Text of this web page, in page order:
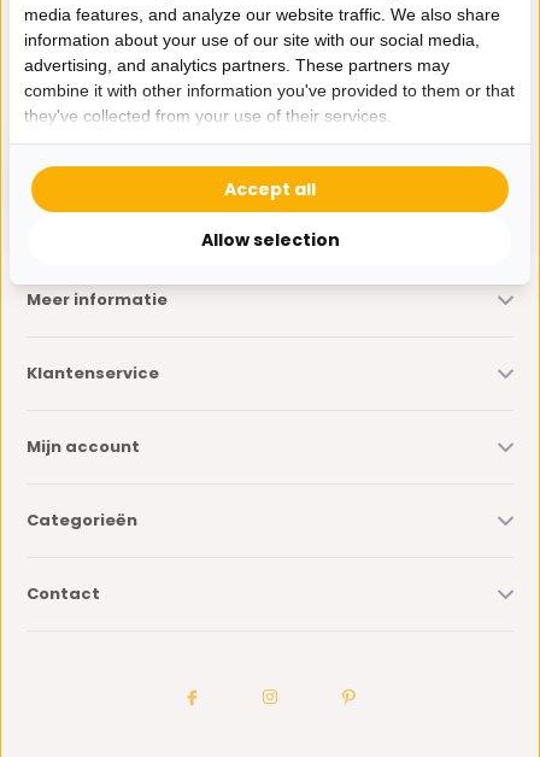
Ontvang de nieuwste aanbiedingen en promoties. We zullen
je niet spammen, beloofd.
* Lees hier de wettelijke beperkingen
Meer informatie
Klantenservice
Mijn account
Categorieën
Contact
media features, and analyze our website traffic. We also share
information about your use of our site with our social media,
advertising, and analytics partners. These partners may
combine it with other information you've provided to them or that
they've collected from your use of their services.
Allow selection
Accept all